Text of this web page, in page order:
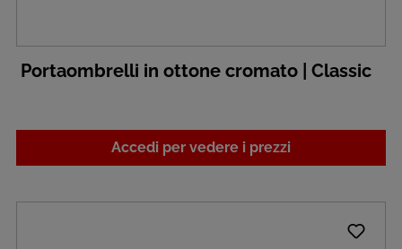
Portaombrelli in ottone cromato | Classic
Accedi per vedere i prezzi